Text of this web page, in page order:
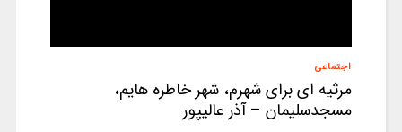
اجتماعی
مرثیه ای برای شهرم، شهر خاطره هایم،
مسجدسلیمان – آذر عالیپور